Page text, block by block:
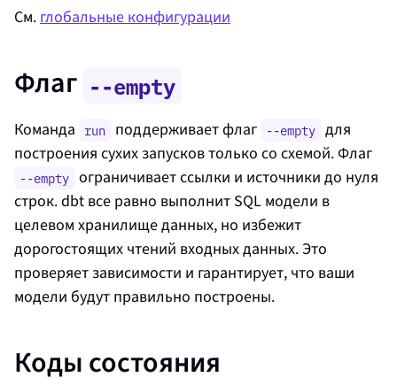
См. глобальные конфигурации
Флаг --empty
Команда run поддерживает флаг --empty для
построения сухих запусков только со схемой. Флаг
--empty ограничивает ссылки и источники до нуля
строк. dbt все равно выполнит SQL модели в
целевом хранилище данных, но избежит
дорогостоящих чтений входных данных. Это
проверяет зависимости и гарантирует, что ваши
модели будут правильно построены.
Коды состояния